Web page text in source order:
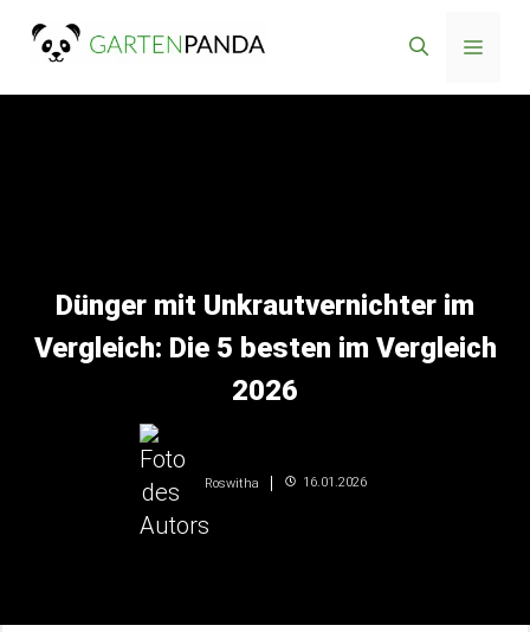
Inhalt
Menü
Dünger mit Unkrautvernichter im
Vergleich: Die 5 besten im Vergleich
2026
Roswitha 16.01.2026